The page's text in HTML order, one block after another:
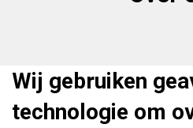
Wij gebruiken
technologie om